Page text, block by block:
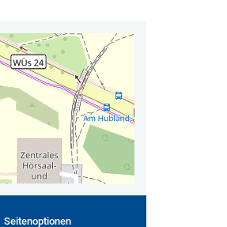
Seitenoptionen